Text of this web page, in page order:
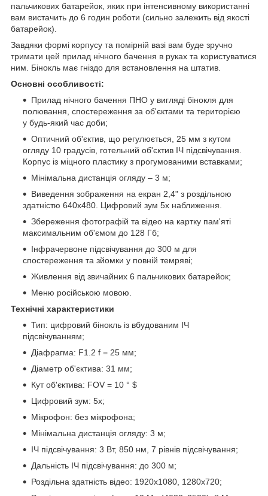
пальчикових батарейок, яких при інтенсивному використанні
вам вистачить до 6 годин роботи (сильно залежить від якості
батарейок).
Завдяки формі корпусу та помірній вазі вам буде зручно
тримати цей прилад нічного бачення в руках та користуватися
ним. Бінокль має гніздо для встановлення на штатив.
Основні особливості:
Прилад нічного бачення ПНО у вигляді бінокля для
полювання, спостереження за об'єктами та територією
у будь-який час доби;
Оптичний об'єктив, що регулюється, 25 мм з кутом
огляду 10 градусів, готельний об'єктив ІЧ підсвічування.
Корпус із міцного пластику з прогумованими вставками;
Мінімальна дистанція огляду – 3 м;
Виведення зображення на екран 2,4" з роздільною
здатністю 640х480. Цифровий зум 5х наближення.
Збереження фотографій та відео на картку пам'яті
максимальним об'ємом до 128 Гб;
Інфрачервоне підсвічування до 300 м для
спостереження та зйомки у повній темряві;
Живлення від звичайних 6 пальчикових батарейок;
Меню російською мовою.
Технічні характеристики
Тип: цифровий бінокль із вбудованим ІЧ
підсвічуванням;
Діафрагма: F1.2 f = 25 мм;
Діаметр об'єктива: 31 мм;
Кут об'єктива: FOV = 10 ° $
Цифровий зум: 5х;
Мікрофон: без мікрофона;
Мінімальна дистанція огляду: 3 м;
ІЧ підсвічування: 3 Вт, 850 нм, 7 рівнів підсвічування;
Дальність ІЧ підсвічування: до 300 м;
Роздільна здатність відео: 1920х1080, 1280х720;